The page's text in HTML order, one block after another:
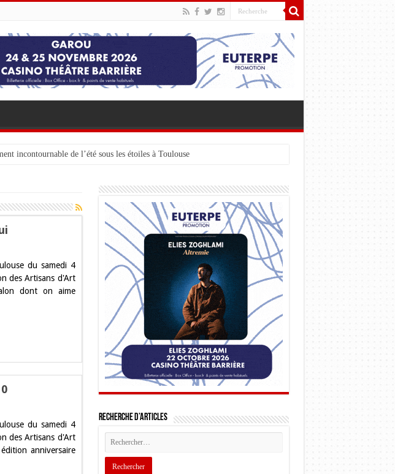
incontournable de l’été sous les étoiles à Toulouse
du samedi 4
des Artisans d'Art
dont on aime
du samedi 4
des Artisans d'Art
anniversaire
Recherche d’articles